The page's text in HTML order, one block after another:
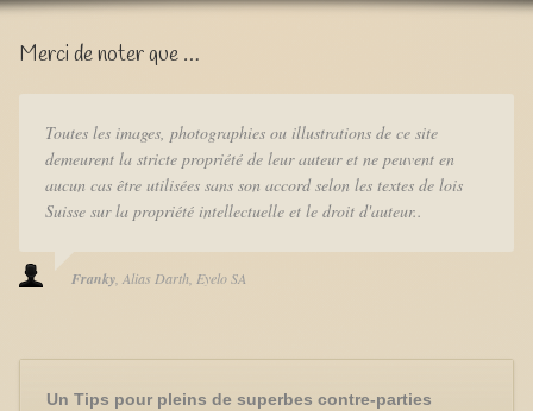
Merci de noter que …
Toutes les images, photographies ou illustrations de ce site
demeurent la stricte propriété de leur auteur et ne peuvent en
aucun cas être utilisées sans son accord selon les textes de lois
Suisse sur la propriété intellectuelle et le droit d'auteur..
Franky Alias Darth Eyelo SA
Un Tips pour pleins de superbes contre-parties